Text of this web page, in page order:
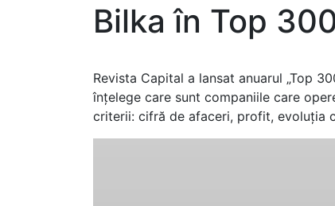
Bilka în Top
Revista Capital a lansat anuarul „Top
înțelege care sunt companiile care
criterii: cifră de afaceri, profit, evoluția